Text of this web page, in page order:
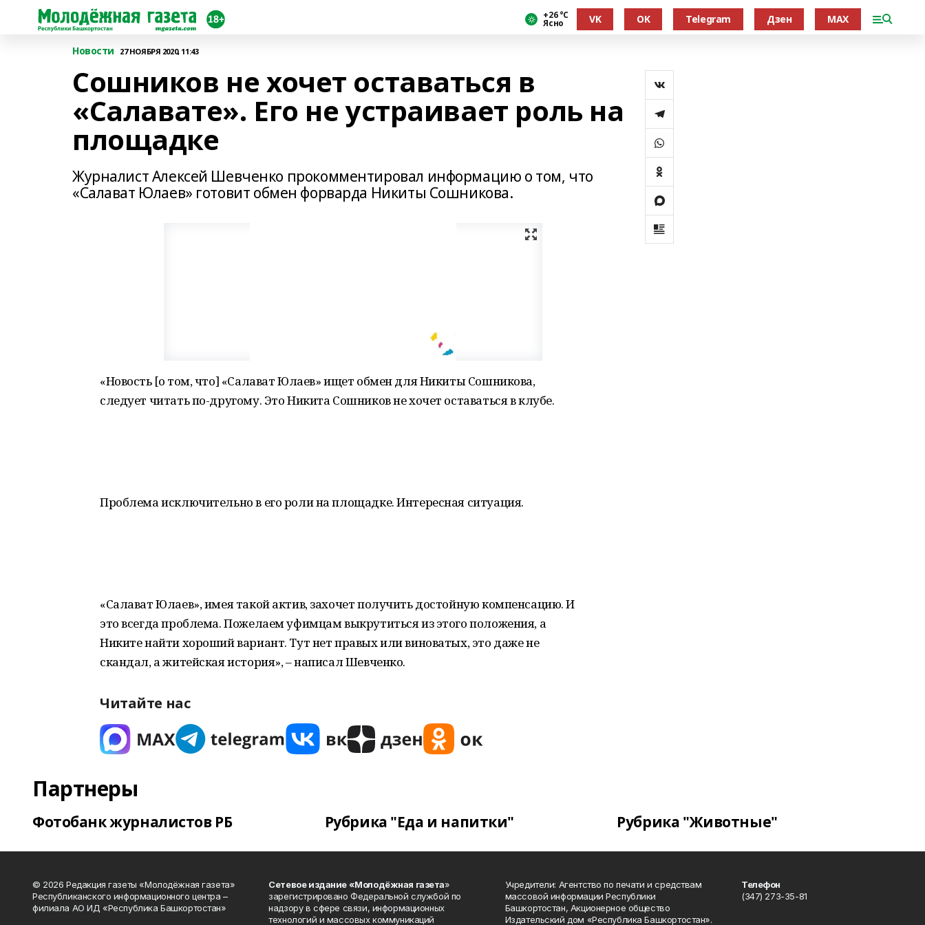
+26 °С
Ясно VK OK Telegram Дзен MAX
Новости 27 НОЯБРЯ 2020, 11:43
Сошников не хочет оставаться в
«Салавате». Его не устраивает роль на
площадке
Журналист Алексей Шевченко прокомментировал информацию о том, что
«Салават Юлаев» готовит обмен форварда Никиты Сошникова.
«Новость [о том, что] «Салават Юлаев» ищет обмен для Никиты Сошникова,
следует читать по-другому. Это Никита Сошников не хочет оставаться в клубе.
Проблема исключительно в его роли на площадке. Интересная ситуация.
«Салават Юлаев», имея такой актив, захочет получить достойную компенсацию. И
это всегда проблема. Пожелаем уфимцам выкрутиться из этого положения, а
Никите найти хороший вариант. Тут нет правых или виноватых, это даже не
скандал, а житейская история», – написал Шевченко.
Читайте нас
Партнеры
Фотобанк журналистов РБ Рубрика "Еда и напитки" Рубрика "Животные"
© 2026 Редакция газеты «Молодёжная газета»
Республиканского информационного центра –
филиала АО ИД «Республика Башкортостан»
Сетевое издание «Молодёжная газета»
зарегистрировано Федеральной службой по
надзору в сфере связи, информационных
технологий и массовых коммуникаций
Учредители: Агентство по печати и средствам
массовой информации Республики
Башкортостан, Акционерное общество
Издательский дом «Республика Башкортостан».
Телефон
(347) 273-35-81